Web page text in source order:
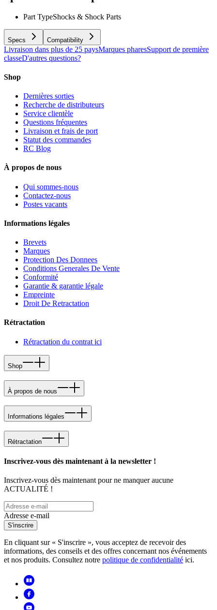
Part TypeShocks & Shock Parts
Specs Compatibility
Livraison dans plus de 25 paysMarques pharesSupport de première
classeD'autres questions?
Shop
Dernières sorties
Recherche de distributeurs
Service clientèle
Questions fréquentes
Livraison et frais de port
Statut des commandes
RC Blog
À propos de nous
Qui sommes-nous
Contactez-nous
Postes vacants
Informations légales
Brevets
Marques
Protection Des Donnees
Conditions Generales De Vente
Conformité
Garantie & garantie légale
Empreinte
Droit De Retractation
Rétractation
Rétractation du contrat ici
Shop
À propos de nous
Informations légales
Rétractation
Inscrivez-vous dès maintenant à la newsletter !
Inscrivez-vous dès maintenant pour ne manquer aucune
ACTUALITÉ !
Adresse e-mail
S'inscrire
En cliquant sur « S'inscrire », vous acceptez de recevoir des
informations, des conseils et des offres concernant nos événements
et nos produits. Consultez notre politique de confidentialité ici.